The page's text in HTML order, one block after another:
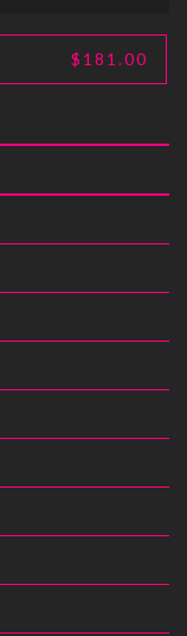
$181.00